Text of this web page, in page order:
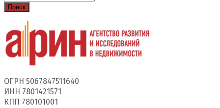
Поиск
ОГРН 5067847511640
ИНН 7801421571
КПП 780101001